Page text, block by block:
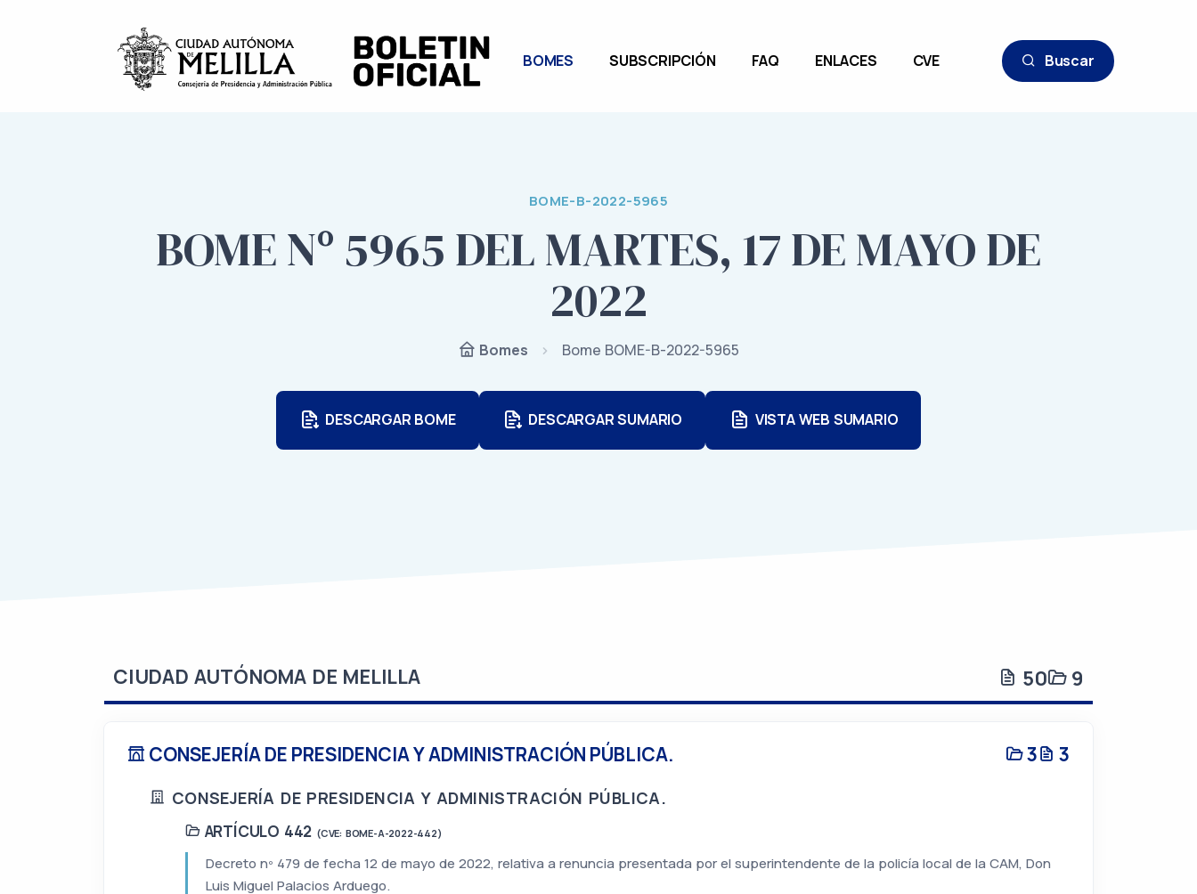
BOMES SUBSCRIPCIÓN FAQ ENLACES CVE Buscar
BOME-B-2022-5965
BOME Nº 5965 DEL MARTES, 17 DE MAYO DE
2022
Bomes Bome BOME-B-2022-5965
DESCARGAR BOME DESCARGAR SUMARIO VISTA WEB SUMARIO
CIUDAD AUTÓNOMA DE MELILLA 50 9
CONSEJERÍA DE PRESIDENCIA Y ADMINISTRACIÓN PÚBLICA. 3 3
CONSEJERÍA DE PRESIDENCIA Y ADMINISTRACIÓN PÚBLICA.
ARTÍCULO 442 (CVE: BOME-A-2022-442)
Decreto nº 479 de fecha 12 de mayo de 2022, relativa a renuncia presentada por el superintendente de la policía local de la CAM, Don
Luis Miguel Palacios Arduego.